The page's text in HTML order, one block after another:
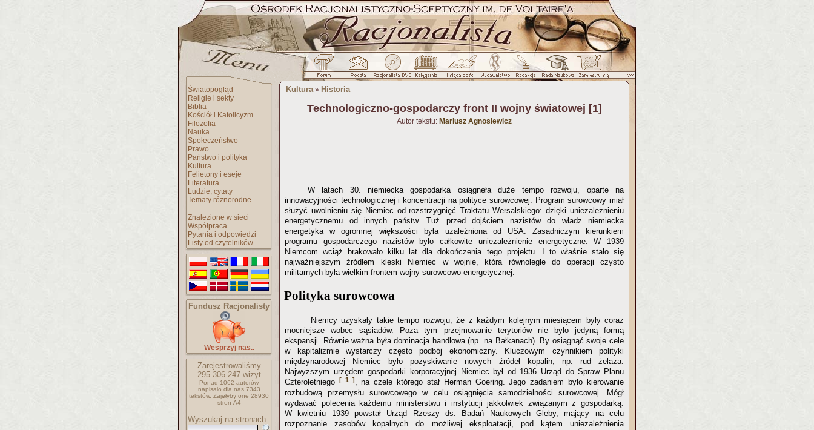
Światopogląd
Religie i sekty
Biblia
Kościół i Katolicyzm
Filozofia
Nauka
Społeczeństwo
Prawo
Państwo i polityka
Kultura
Felietony i eseje
Literatura
Ludzie, cytaty
Tematy różnorodne
Znalezione w sieci
Współpraca
Pytania i odpowiedzi
Listy od czytelników
Fundusz Racjonalisty
Wesprzyj nas..
Zarejestrowaliśmy
295.306.247wizyt
Ponad 1062 autorów
napisało dla nas 7343
tekstów. Zajęłyby one 28930
stron A4
Wyszukaj na stronach:
Kultura» Historia
Technologiczno-gospodarczy front II wojny światowej [1]
Autor tekstu: Mariusz Agnosiewicz
W latach 30. niemiecka gospodarka osiągnęła duże tempo rozwoju, oparte na
innowacyjności technologicznej i koncentracji na polityce surowcowej. Program surowcowy miał
służyć uwolnieniu się Niemiec od rozstrzygnięć Traktatu Wersalskiego: dzięki uniezależnieniu
energetycznemu od innych państw. Tuż przed dojściem nazistów do władz niemiecka
energetyka w ogromnej większości była uzależniona od USA. Zasadniczym kierunkiem
programu gospodarczego nazistów było całkowite uniezależnienie energetyczne. W 1939
Niemcom wciąż brakowało kilku lat dla dokończenia tego projektu. I to właśnie stało się
najważniejszym źródłem klęski Niemiec w wojnie, która równolegle do operacji czysto
militarnych była wielkim frontem wojny surowcowo-energetycznej.
Polityka surowcowa
Niemcy uzyskały takie tempo rozwoju, że z każdym kolejnym miesiącem były coraz
mocniejsze wobec sąsiadów. Poza tym przejmowanie terytoriów nie było jedyną formą
ekspansji. Równie ważna była dominacja handlowa (np. na Bałkanach). By osiągnąć swoje cele
w kapitalizmie wystarczy często podbój ekonomiczny. Kluczowym czynnikiem polityki
międzynarodowej Niemiec było pozyskiwanie nowych źródeł kopalin, np. rud żelaza.
Najwyższym urzędem gospodarki korporacyjnej Niemiec był od 1936 Urząd do Spraw Planu
Czteroletniego
[ 1 ]
, na czele którego stał Herman Goering. Jego zadaniem było kierowanie
rozbudową przemysłu surowcowego w celu osiągnięcia samodzielności surowcowej. Mógł
wydawać polecenia każdemu ministerstwu i instytucji jakkolwiek związanym z gospodarką.
W kwietniu 1939 powstał Urząd Rzeszy ds. Badań Naukowych Gleby, mający na celu
rozpoznanie zasobów kopalnych do możliwej eksploatacji, pod kątem uniezależnienia